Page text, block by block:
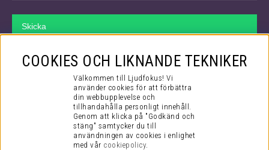
Skicka
VÅR SUPPORT
ditt köp och efter. Även efter att du checkat ut i kassan så fortsätter
Via mail kommer du i kontakt med vår kompetenta kundtjänst som
mer än gärna hjälper dig med alla dina frågor, stora som små!
COOKIES OCH LIKNANDE TEKNIKER
Välkommen till Ljudfokus! Vi
använder cookies för att förbättra
din webbupplevelse och
tillhandahålla personligt innehåll.
Genom att klicka på "Godkänd och
stäng" samtycker du till
användningen av cookies i enlighet
med vår cookiepolicy.